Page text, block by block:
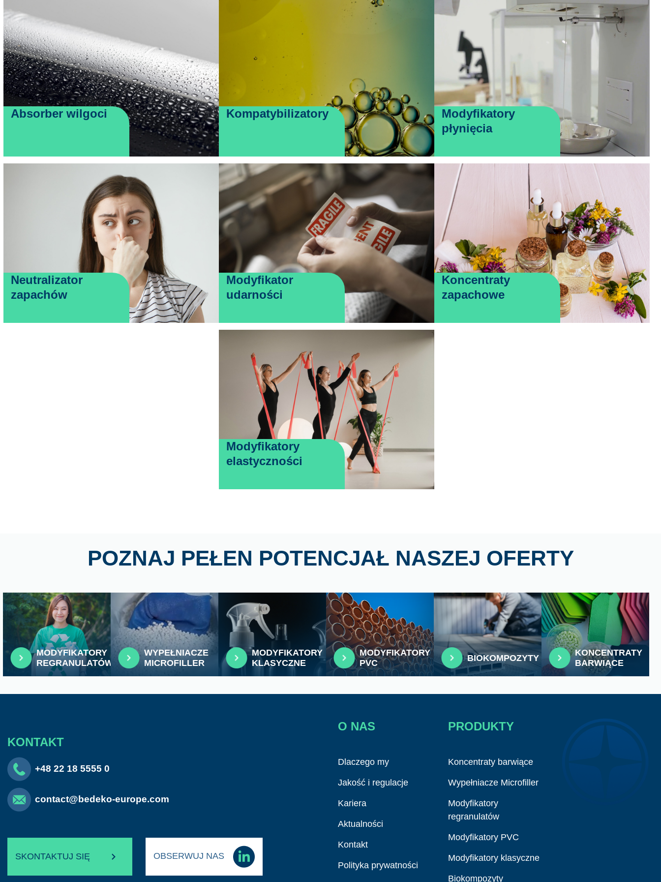
Absorber wilgoci Kompatybilizatory
Modyfikatory
płynięcia
Neutralizator
zapachów
Modyfikator
udarności
Koncentraty
zapachowe
Modyfikatory
elastyczności
POZNAJ PEŁEN POTENCJAŁ NASZEJ OFERTY
MODYFIKATORY
REGRANULATÓW
WYPEŁNIACZE
MICROFILLER
MODYFIKATORY
KLASYCZNE
MODYFIKATORY
PVC
BIOKOMPOZYTY
KONCENTRATY
BARWIĄCE
KONTAKT
+48 22 18 5555 0
contact@bedeko-europe.com
SKONTAKTUJ SIĘ OBSERWUJ NAS
O NAS
Dlaczego my
Jakość i regulacje
Kariera
Aktualności
Kontakt
Polityka prywatności
PRODUKTY
Koncentraty barwiące
Wypełniacze Microfiller
Modyfikatory
regranulatów
Modyfikatory PVC
Modyfikatory klasyczne
Biokompozyty